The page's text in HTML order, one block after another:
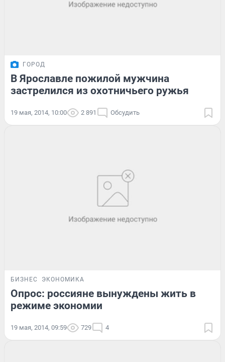
ГОРОД
В Ярославле пожилой мужчина
застрелился из охотничьего ружья
19 мая, 2014, 10:00 2 891 Обсудить
БИЗНЕС ЭКОНОМИКА
Опрос: россияне вынуждены жить в
режиме экономии
19 мая, 2014, 09:59 729 4